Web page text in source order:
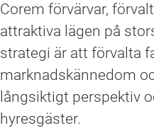
Corem förvärvar,
attraktiva lägen på
strategi är att förvalta
marknadskännedom
långsiktigt perspektiv
hyresgäster.